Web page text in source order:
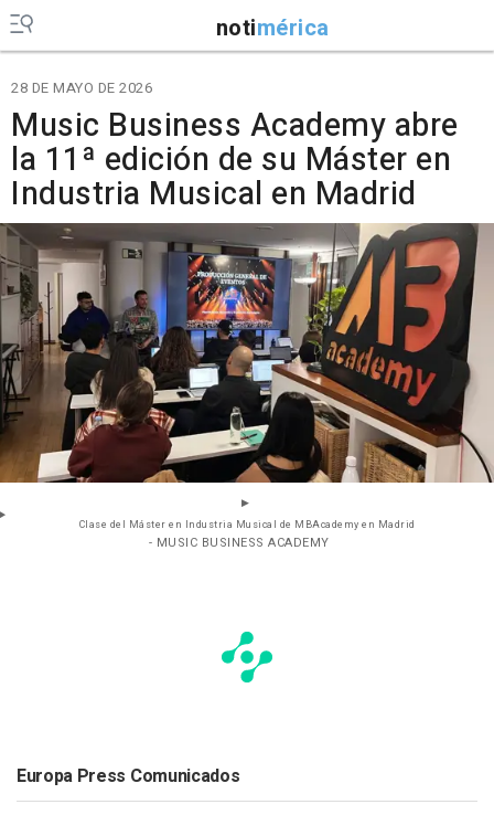
notimérica
28 DE MAYO DE 2026
Music Business Academy abre
la 11ª edición de su Máster en
Industria Musical en Madrid
Clase del Máster en Industria Musical de MBAcademy en Madrid
- MUSIC BUSINESS ACADEMY
Europa Press Comunicados